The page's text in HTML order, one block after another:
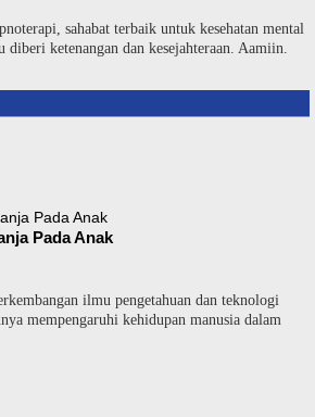
sahabat terbaik untuk kesehatan mental
diberi ketenangan dan kesejahteraan. Aamiin.
Pada Anak
ilmu pengetahuan dan teknologi
mempengaruhi kehidupan manusia dalam